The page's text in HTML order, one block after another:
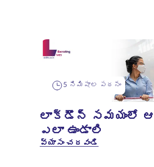
5 నిమిషాల పఠనం
లాక్‌డౌన్ సమయంలో
ఎలా ఉండాలి
వ్యాసం చదవండి